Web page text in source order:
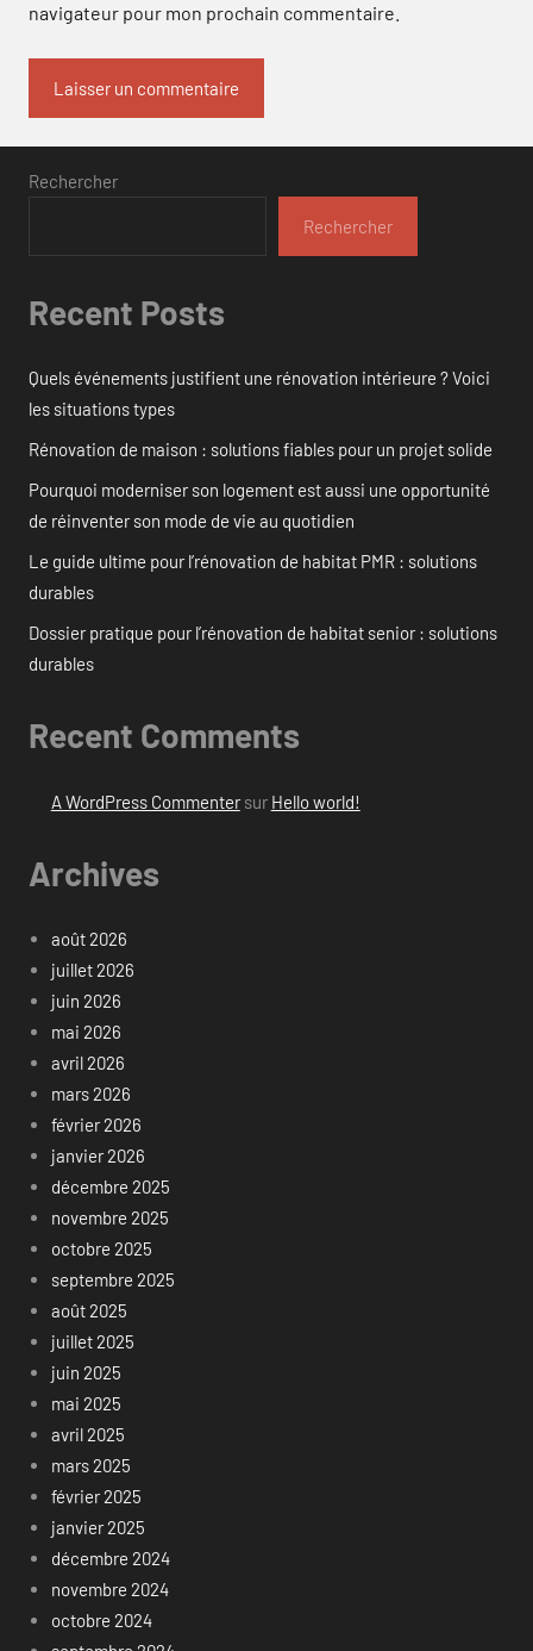
navigateur pour mon prochain commentaire.
Rechercher
Rechercher
Recent Posts
Quels événements justifient une rénovation intérieure ? Voici
les situations types
Rénovation de maison : solutions fiables pour un projet solide
Pourquoi moderniser son logement est aussi une opportunité
de réinventer son mode de vie au quotidien
Le guide ultime pour l’rénovation de habitat PMR : solutions
durables
Dossier pratique pour l’rénovation de habitat senior : solutions
durables
Recent Comments
A WordPress Commentersur Hello world!
Archives
août 2026
juillet 2026
juin 2026
mai 2026
avril 2026
mars 2026
février 2026
janvier 2026
décembre 2025
novembre 2025
octobre 2025
septembre 2025
août 2025
juillet 2025
juin 2025
mai 2025
avril 2025
mars 2025
février 2025
janvier 2025
décembre 2024
novembre 2024
octobre 2024